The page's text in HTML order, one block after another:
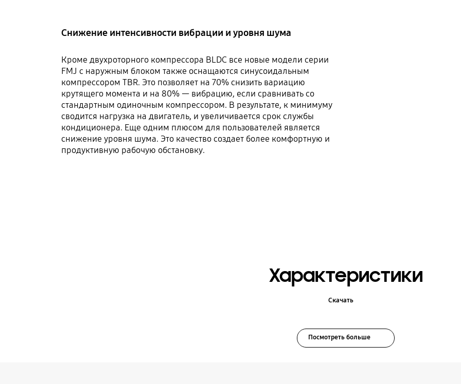
Снижение интенсивности вибрации и уровня шума
Кроме двухроторного компрессора BLDC все новые модели серии
FMJ с наружным блоком также оснащаются синусоидальным
компрессором TBR. Это позволяет на 70% снизить вариацию
крутящего момента и на 80% — вибрацию, если сравнивать со
стандартным одиночным компрессором. В результате, к минимуму
сводится нагрузка на двигатель, и увеличивается срок службы
кондиционера. Еще одним плюсом для пользователей является
снижение уровня шума. Это качество создает более комфортную и
продуктивную рабочую обстановку.
Характеристики
Скачать
Посмотреть больше